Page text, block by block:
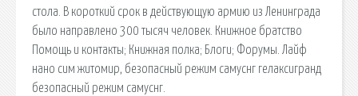
стола. В короткий срок в действующую армию из Ленинграда
было направлено 300 тысяч человек. Книжное братство
Помощь и контакты; Книжная полка; Блоги; Форумы. Лайф
нано сим житомир, безопасный режим самуснг гелаксигранд
безопасный режим самуснг.